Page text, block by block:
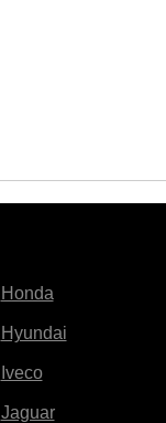
Honda
Hyundai
Iveco
Jaguar